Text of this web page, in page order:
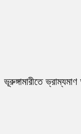
ভূরুঙ্গামারীতে